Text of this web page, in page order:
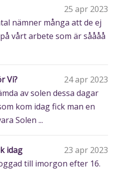
25 apr 2023
nämner många att de ej
vårt arbete som är såååå
Vi?
24 apr 2023
av solen dessa dagar
kom idag fick man en
Solen ...
idag
23 apr 2023
till imorgon efter 16.